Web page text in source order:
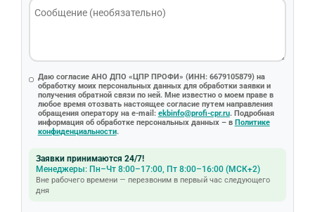
Даю согласие АНО ДПО «ЦПР ПРОФИ» (ИНН: 6679105879) на
обработку моих персональных данных для обработки заявки и
получения обратной связи по ней. Мне известно о моем праве в
любое время отозвать настоящее согласие путем направления
обращения оператору на e-mail: ekbinfo@profi-cpr.ru. Подробная
информация об обработке персональных данных – в Политике
конфиденциальности.
Заявки принимаются 24/7!
Менеджеры: Пн–Чт 8:00–17:00, Пт 8:00–16:00 (МСК+2)
Вне рабочего времени — перезвоним в первый час следующего
дня